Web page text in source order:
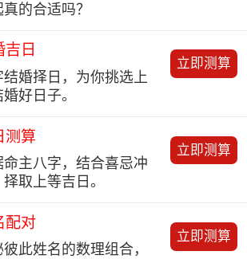
的合适吗？
吉日
结婚择日，为你挑选上
好日子。
立即测算
测算
命主八字，结合喜忌冲
取上等吉日。
立即测算
配对
彼此姓名的数理组合，
立即测算